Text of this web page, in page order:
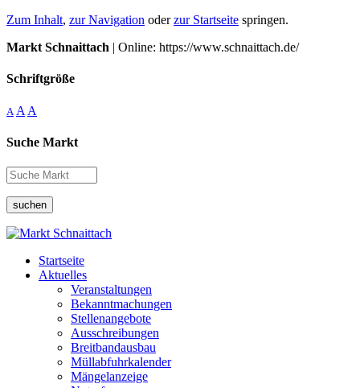
Zum Inhalt, zur Navigation oderzur Startseite springen.
Markt Schnaittach | Online: https://www.schnaittach.de/
Schriftgröße
A A A
Suche Markt
suchen
Startseite
Aktuelles
Veranstaltungen
Bekanntmachungen
Stellenangebote
Ausschreibungen
Breitbandausbau
Müllabfuhrkalender
Mängelanzeige